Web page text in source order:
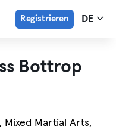
Registrieren DE
Bottrop
Mixed Martial Arts,